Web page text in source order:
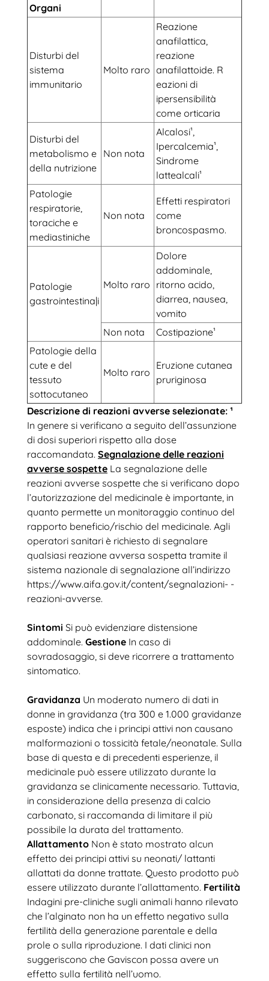
Organi
Disturbi del
sistema
immunitario
Molto raro
Reazione
anafilattica,
reazione
anafilattoide. R
eazioni di
ipersensibilità
come orticaria
Disturbi del
metabolismo e
della nutrizione
Non nota
Alcalosi¹,
Ipercalcemia¹,
Sindrome
lattealcali¹
Patologie
respiratorie,
toraciche e
mediastiniche
Non nota
Effetti respiratori
come
broncospasmo.
Patologie
gastrointestina|i
Molto raro
Dolore
addominale,
ritorno acido,
diarrea, nausea,
vomito
Non nota
Costipazione¹
Patologie della
cute e del
tessuto
sottocutaneo
Molto raro
Eruzione cutanea
pruriginosa
Descrizione di reazioni avverse selezionate: ¹
In genere si verificano a seguito dell’assunzione
di dosi superiori rispetto alla dose
raccomandata. Segnalazione delle reazioni
avverse sospette La segnalazione delle
reazioni avverse sospette che si verificano dopo
l’autorizzazione del medicinale è importante, in
quanto permette un monitoraggio continuo del
rapporto beneficio/rischio del medicinale. Agli
operatori sanitari è richiesto di segnalare
qualsiasi reazione avversa sospetta tramite il
sistema nazionale di segnalazione all’indirizzo
https://www.aifa.gov.it/content/segnalazioni- -
reazioni-avverse.
Sintomi Si può evidenziare distensione
addominale. Gestione In caso di
sovradosaggio, si deve ricorrere a trattamento
sintomatico.
Gravidanza Un moderato numero di dati in
donne in gravidanza (tra 300 e 1.000 gravidanze
esposte) indica che i principi attivi non causano
malformazioni o tossicità fetale/neonatale. Sulla
base di questa e di precedenti esperienze, il
medicinale può essere utilizzato durante la
gravidanza se clinicamente necessario. Tuttavia,
in considerazione della presenza di calcio
carbonato, si raccomanda di limitare il più
possibile la durata del trattamento.
Allattamento Non è stato mostrato alcun
effetto dei principi attivi su neonati/ lattanti
allattati da donne trattate. Questo prodotto può
essere utilizzato durante l’allattamento. Fertilità
Indagini pre-cliniche sugli animali hanno rilevato
che l’alginato non ha un effetto negativo sulla
fertilità della generazione parentale e della
prole o sulla riproduzione. I dati clinici non
suggeriscono che Gaviscon possa avere un
effetto sulla fertilità nell’uomo.